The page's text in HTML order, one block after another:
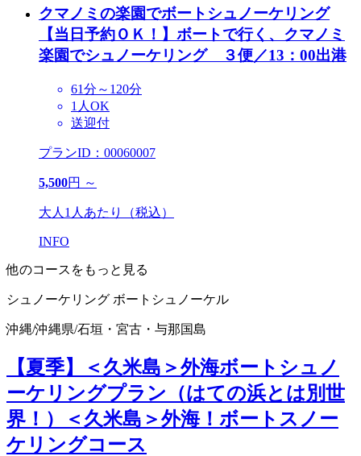
クマノミの楽園でボートシュノーケリング
【当日予約ＯＫ！】 ボートで行く、クマノミ
楽園でシュノーケリング ３便／13：00出港
61分～120分
1人OK
送迎付
プランID：00060007
5,500円 ～
大人1人あたり（税込）
INFO
他のコースをもっと見る
シュノーケリング ボートシュノーケル
沖縄/沖縄県/石垣・宮古・与那国島
【夏季】＜久米島＞外海ボートシュノ
ーケリングプラン（はての浜とは別世
界！）
＜久米島＞外海！ボートスノー
ケリングコース